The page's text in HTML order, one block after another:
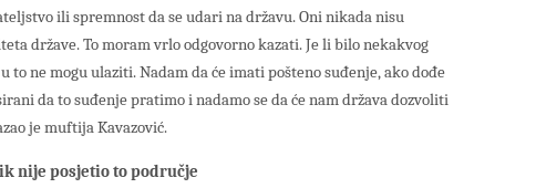
ili spremnost da se udari na državu. Oni nikada nisu
države. To moram vrlo odgovorno kazati. Je li bilo nekakvog
to ne mogu ulaziti. Nadam da će imati pošteno suđenje, ako dođe
da to suđenje pratimo i nadamo se da će nam država dozvoliti
je muftija Kavazović.
nije posjetio to područje